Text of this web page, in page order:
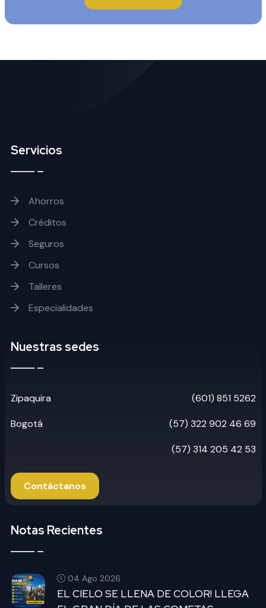
Servicios
Ahorros
Créditos
Seguros
Cursos
Talleres
Especialidades
Nuestras sedes
Zipaquira (601) 851 5262
Bogotá (57) 322 902 46 69
(57) 314 205 42 53
Contáctanos
Notas Recientes
04 Ago 2026
EL CIELO SE LLENA DE COLOR! LLEGA